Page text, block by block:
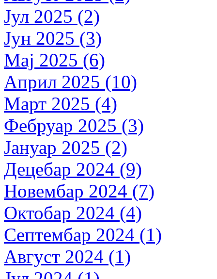
Јул 2025 (2)
Јун 2025 (3)
Мај 2025 (6)
Април 2025 (10)
Март 2025 (4)
Фебруар 2025 (3)
Јануар 2025 (2)
Децебар 2024 (9)
Новембар 2024 (7)
Октобар 2024 (4)
Септембар 2024 (1)
Август 2024 (1)